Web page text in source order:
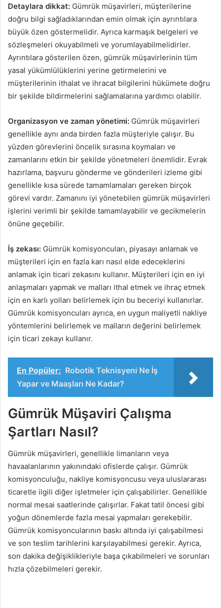
Detaylara dikkat: Gümrük müşavirleri, müşterilerine
doğru bilgi sağladıklarından emin olmak için ayrıntılara
büyük özen göstermelidir. Ayrıca karmaşık belgeleri ve
sözleşmeleri okuyabilmeli ve yorumlayabilmelidirler.
Ayrıntılara gösterilen özen, gümrük müşavirlerinin tüm
yasal yükümlülüklerini yerine getirmelerini ve
müşterilerinin ithalat ve ihracat bilgilerini hükümete doğru
bir şekilde bildirmelerini sağlamalarına yardımcı olabilir.
Organizasyon ve zaman yönetimi: Gümrük müşavirleri
genellikle aynı anda birden fazla müşteriyle çalışır. Bu
yüzden görevlerini öncelik sırasına koymaları ve
zamanlarını etkin bir şekilde yönetmeleri önemlidir. Evrak
hazırlama, başvuru gönderme ve gönderileri izleme gibi
genellikle kısa sürede tamamlamaları gereken birçok
görevi vardır. Zamanını iyi yönetebilen gümrük müşavirleri
işlerini verimli bir şekilde tamamlayabilir ve gecikmelerin
önüne geçebilir.
İş zekası: Gümrük komisyoncuları, piyasayı anlamak ve
müşterileri için en fazla karı nasıl elde edeceklerini
anlamak için ticari zekasını kullanır. Müşterileri için en iyi
anlaşmaları yapmak ve malları ithal etmek ve ihraç etmek
için en karlı yolları belirlemek için bu beceriyi kullanırlar.
Gümrük komisyoncuları ayrıca, en uygun maliyetli nakliye
yöntemlerini belirlemek ve malların değerini belirlemek
için ticari zekayı kullanır.
En Popüler: Robotik Teknisyeni Ne İş
Yapar ve Maaşları Ne Kadar?
Gümrük Müşaviri Çalışma
Şartları Nasıl?
Gümrük müşavirleri, genellikle limanların veya
havaalanlarının yakınındaki ofislerde çalışır. Gümrük
komisyonculuğu, nakliye komisyoncusu veya uluslararası
ticaretle ilgili diğer işletmeler için çalışabilirler. Genellikle
normal mesai saatlerinde çalışırlar. Fakat tatil öncesi gibi
yoğun dönemlerde fazla mesai yapmaları gerekebilir.
Gümrük komisyoncularının baskı altında iyi çalışabilmesi
ve son teslim tarihlerini karşılayabilmesi gerekir. Ayrıca,
son dakika değişiklikleriyle başa çıkabilmeleri ve sorunları
hızla çözebilmeleri gerekir.